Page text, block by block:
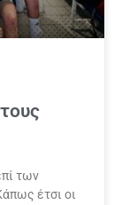
των
έτσι οι